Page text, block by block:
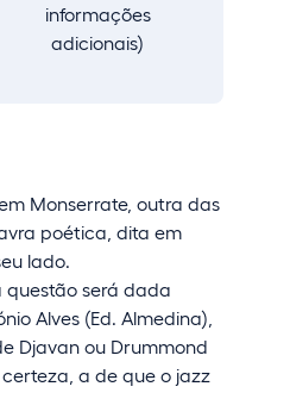
informações
adicionais)
Monserrate, outra das
poética, dita em
lado.
questão será dada
Alves (Ed. Almedina),
Djavan ou Drummond
a de que o jazz